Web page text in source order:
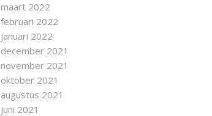
maart 2022
februari 2022
januari 2022
december 2021
november 2021
oktober 2021
augustus 2021
juni 2021